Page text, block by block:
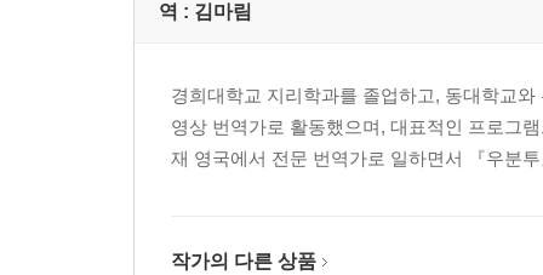
역 : 김마림
경희대학교 지리학과를 졸업하고, 동대학교
영상 번역가로 활동했으며, 대표적인 프로그
재 영국에서 전문 번역가로 일하면서 『우분
작가의 다른 상품